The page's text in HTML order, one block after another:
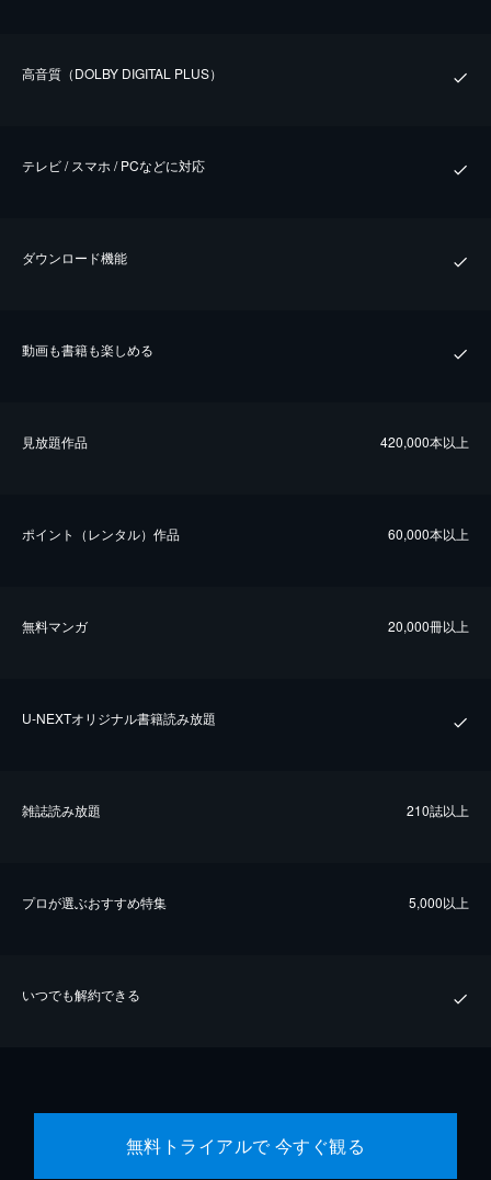
⾼⾳質（DOLBY DIGITAL PLUS）
テレビ / スマホ / PCなどに対応
ダウンロード機能
動画も書籍も楽しめる
⾒放題作品 420,000本以上
ポイント（レンタル）作品 60,000本以上
無料マンガ 20,000冊以上
U-NEXTオリジナル書籍読み放題
雑誌読み放題 210誌以上
プロが選ぶおすすめ特集 5,000以上
いつでも解約できる
無料トライアルで 今すぐ観る